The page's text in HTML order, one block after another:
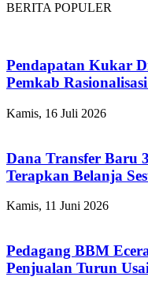
BERITA POPULER
Pendapatan Kukar
Pemkab
Kamis, 16 Juli 2026
Dana Transfer Baru
Terapkan Belanja
Kamis, 11 Juni 2026
Pedagang BBM
Penjualan Turun